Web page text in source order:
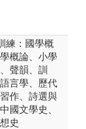
練：國學概
概論、小學
聲韻、訓
言學、歷代
作、詩選與
國文學史、
史